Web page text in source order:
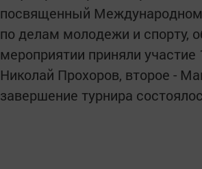
посвященный
по делам молодежи и спорту,
мероприятии приняли
Николай Прохоров, второе -
завершение турнира